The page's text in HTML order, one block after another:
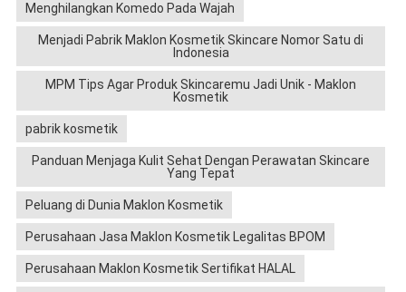
Menghilangkan Komedo Pada Wajah
Menjadi Pabrik Maklon Kosmetik Skincare Nomor Satu di
Indonesia
MPM Tips Agar Produk Skincaremu Jadi Unik - Maklon
Kosmetik
pabrik kosmetik
Panduan Menjaga Kulit Sehat Dengan Perawatan Skincare
Yang Tepat
Peluang di Dunia Maklon Kosmetik
Perusahaan Jasa Maklon Kosmetik Legalitas BPOM
Perusahaan Maklon Kosmetik Sertifikat HALAL